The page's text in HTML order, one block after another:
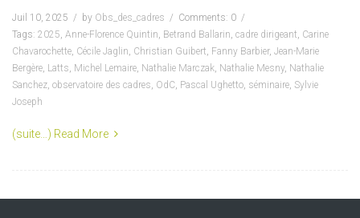
Juil 10, 2025 by Obs_des_cadres
Comments: 0
Tags: 2025, Anne-Florence Quintin, Betrand Ballarin, cadre dirigeant, Carine
Chavarochette, Cécile Jaglin, Christian Guibert, Fanny Barbier, Jean-Marie
Bergère, Latts, Michel Lemaire, Nathalie Marczak, Nathalie Mesny, Nathalie
Sanchez, observatoire des cadres, OdC, Pascal Ughetto, séminaire, Sylvie
Joseph
(suite…) Read More